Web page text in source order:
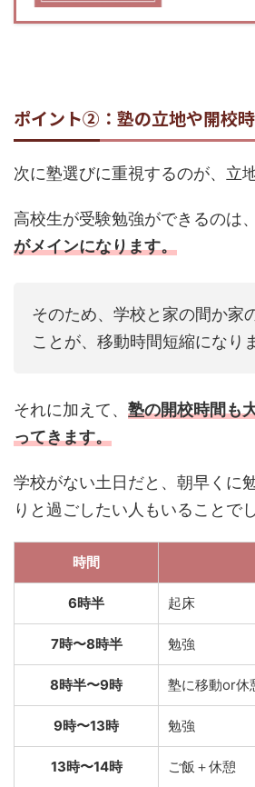
ポイント②：塾の立地や開校
次に塾選びに重視するのが、立
高校生が受験勉強ができるのは、
がメインになります。
そのため、学校と家の間か家
ことが、移動時間短縮になり
それに加えて、 塾の開校時間も
ってきます。
学校がない土日だと、朝早くに
りと過ごしたい人もいることで
時間
6時半 起床
7時〜8時半 勉強
8時半〜9時 塾に移動or休
9時〜13時 勉強
13時〜14時 ご飯＋休憩